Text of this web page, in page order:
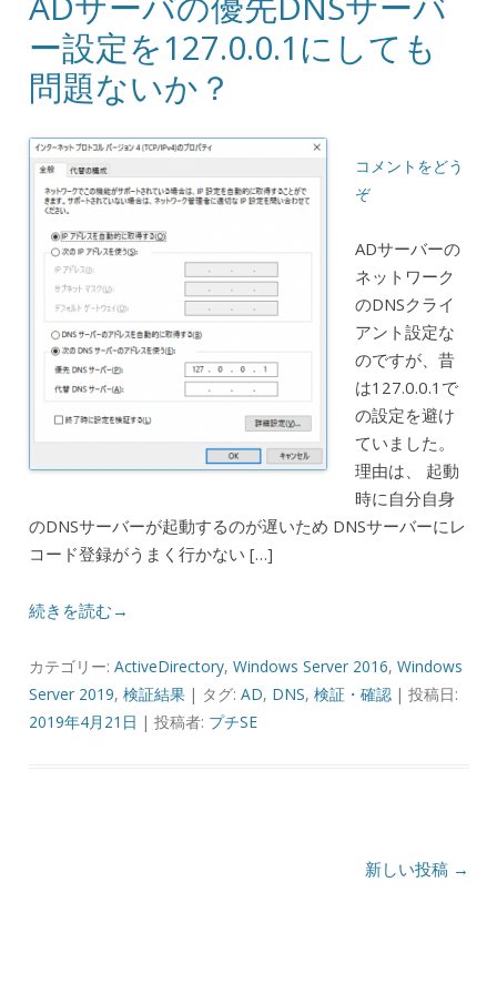
ー設定を127.0.0.1にしても
問題ないか？
コメントをどう
ぞ
ADサーバーの
ネットワーク
のDNSクライ
アント設定な
のですが、昔
は127.0.0.1で
の設定を避け
ていました。
理由は、 起動
時に自分自身
のDNSサーバーが起動するのが遅いため DNSサーバーにレ
コード登録がうまく行かない […]
続きを読む→
カテゴリー: ActiveDirectory, Windows Server 2016, Windows
Server 2019, 検証結果| タグ: AD, DNS, 検証・確認| 投稿日:
2019年4月21日 | 投稿者: プチSE
新しい投稿 →